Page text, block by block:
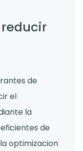
reducir
de
el
la
de
optimizacion